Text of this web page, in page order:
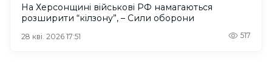
На Херсонщині військові РФ намагаються
розширити “кілзону”, – Сили оборони
28 кві. 2026 17:51 517